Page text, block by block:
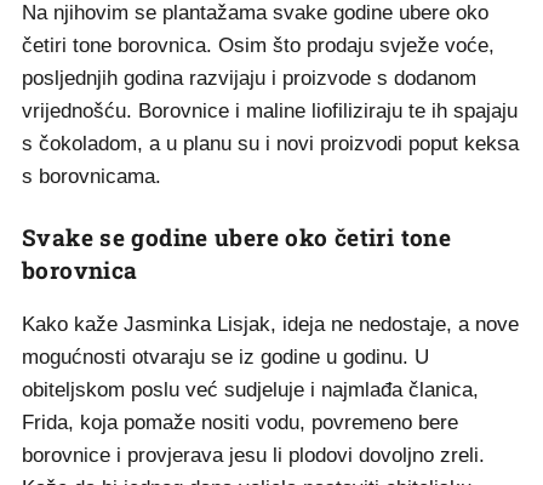
Na njihovim se plantažama svake godine ubere oko
četiri tone borovnica. Osim što prodaju svježe voće,
posljednjih godina razvijaju i proizvode s dodanom
vrijednošću. Borovnice i maline liofiliziraju te ih spajaju
s čokoladom, a u planu su i novi proizvodi poput keksa
s borovnicama.
Svake se godine ubere oko četiri tone
borovnica
Kako kaže Jasminka Lisjak, ideja ne nedostaje, a nove
mogućnosti otvaraju se iz godine u godinu. U
obiteljskom poslu već sudjeluje i najmlađa članica,
Frida, koja pomaže nositi vodu, povremeno bere
borovnice i provjerava jesu li plodovi dovoljno zreli.